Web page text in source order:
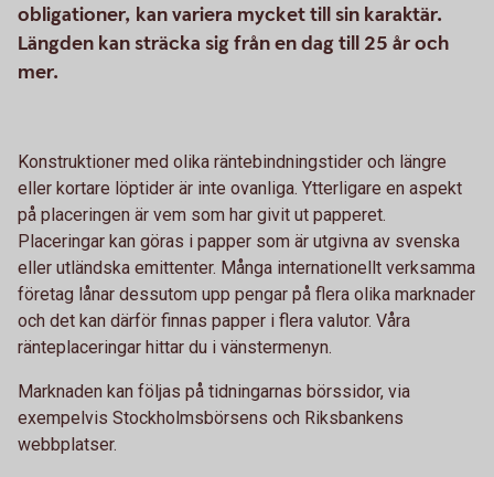
obligationer, kan variera mycket till sin karaktär.
Längden kan sträcka sig från en dag till 25 år och
mer.
Konstruktioner med olika räntebindningstider och längre
eller kortare löptider är inte ovanliga. Ytterligare en aspekt
på placeringen är vem som har givit ut papperet.
Placeringar kan göras i papper som är utgivna av svenska
eller utländska emittenter. Många internationellt verksamma
företag lånar dessutom upp pengar på flera olika marknader
och det kan därför finnas papper i flera valutor. Våra
ränteplaceringar hittar du i vänstermenyn.
Marknaden kan följas på tidningarnas börssidor, via
exempelvis Stockholmsbörsens och Riksbankens
webbplatser.